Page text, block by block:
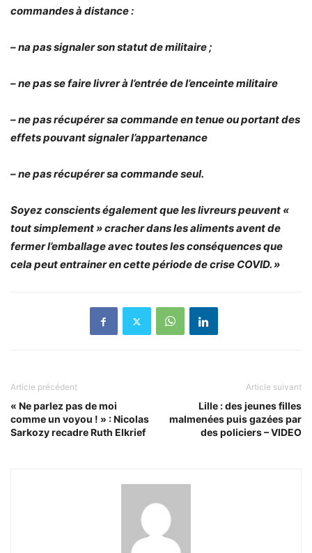
commandes à distance :
– na pas signaler son statut de militaire ;
– ne pas se faire livrer à l’entrée de l’enceinte militaire
– ne pas récupérer sa commande en tenue ou portant des
effets pouvant signaler l’appartenance
– ne pas récupérer sa commande seul.
Soyez conscients également que les livreurs peuvent «
tout simplement » cracher dans les aliments avent de
fermer l’emballage avec toutes les conséquences que
cela peut entrainer en cette période de crise COVID. »
Article précédent
« Ne parlez pas de moi
comme un voyou ! » : Nicolas
Sarkozy recadre Ruth Elkrief
Article suivant
Lille : des jeunes filles
malmenées puis gazées par
des policiers – VIDEO